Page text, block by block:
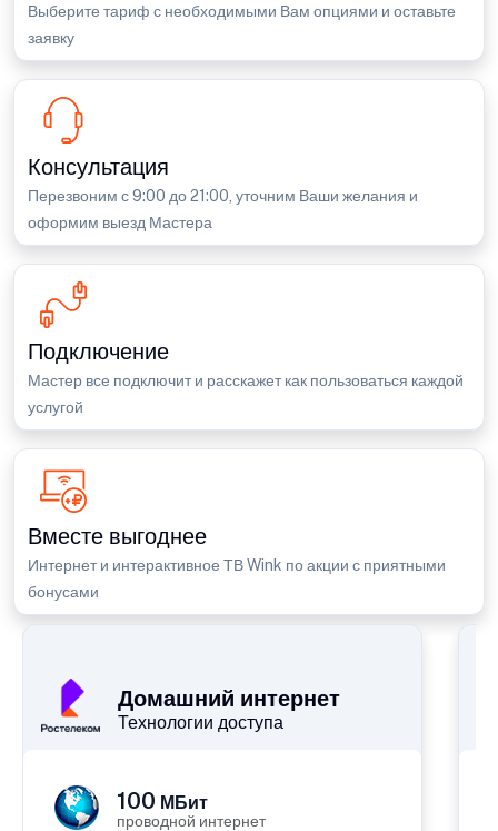
Выберите тариф с необходимыми Вам опциями и оставьте
заявку
Консультация
Перезвоним с 9:00 до 21:00, уточним Ваши желания и
оформим выезд Мастера
Подключение
Мастер все подключит и расскажет как пользоваться каждой
услугой
Вместе выгоднее
Интернет и интерактивное ТВ Wink по акции с приятными
бонусами
Домашний интернет
Технологии доступа
100 МБит
проводной интернет